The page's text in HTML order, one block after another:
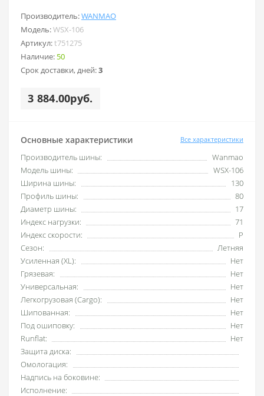
Производитель:WANMAO
Модель:WSX-106
Артикул:t751275
Наличие: 50
Срок доставки, дней:3
3 884.00руб.
Основные характеристики Все характеристики
Производитель шины:
Wanmao
Модель шины:
WSX-106
Ширина шины:
130
Профиль шины:
80
Диаметр шины:
17
Индекс нагрузки:
71
Индекс скорости:
P
Сезон:
Летняя
Усиленная (XL):
Нет
Грязевая:
Нет
Универсальная:
Нет
Легкогрузовая (Cargo):
Нет
Шипованная:
Нет
Под ошиповку:
Нет
Runflat:
Нет
Защита диска:
Омологация:
Надпись на боковине:
Исполнение: